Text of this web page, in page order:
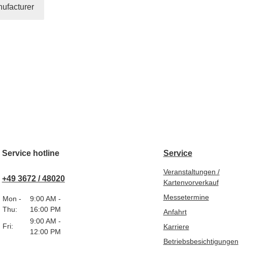
Service hotline
+49 3672 / 48020
Mon -
Thu:
9:00 AM -
16:00 PM
Fri:
9:00 AM -
12:00 PM
Service
Veranstaltungen /
Kartenvorverkauf
Messetermine
Anfahrt
Karriere
Betriebsbesichtigungen